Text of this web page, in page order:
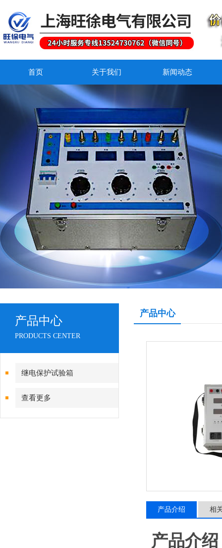
首页 关于我们 新闻动态
产品中心
PRODUCTS CENTER
继电保护试验箱
查看更多
产品中心
产品介绍 相
产品介绍